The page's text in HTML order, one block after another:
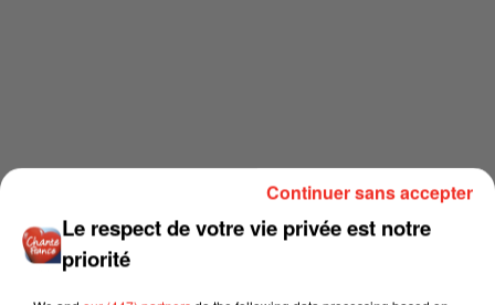
Le respect de votre vie privée est notre
priorité
Continuer sans accepter